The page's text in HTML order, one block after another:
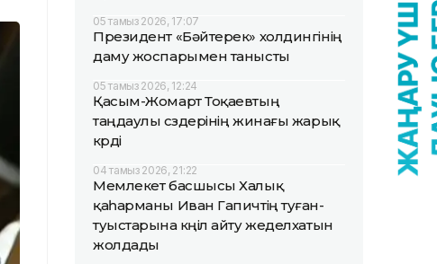
05 тамыз 2026, 17:07
Президент «Бәйтерек» холдингінің
даму жоспарымен танысты
05 тамыз 2026, 12:24
Қасым-Жомарт Тоқаевтың
таңдаулы сөздерінің жинағы жарық
көрді
04 тамыз 2026, 21:22
Мемлекет басшысы Халық
қаһарманы Иван Гапичтің туған-
туыстарына көңіл айту жеделхатын
жолдады